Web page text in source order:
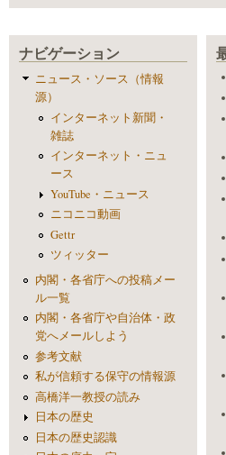
ナビゲーション
ニュース・ソース（情報
源）
インターネット新聞・
雑誌
インターネット・ニュ
ース
YouTube・ニュース
ニコニコ動画
Gettr
ツィッター
内閣・各省庁への投稿メー
ル一覧
内閣・各省庁や自治体・政
党へメールしよう
参考文献
私が信頼する保守の情報源
高橋洋一教授の読み
日本の歴史
日本の歴史認識